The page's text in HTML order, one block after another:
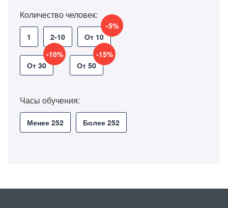
Количество человек:
1 2-10 От 10
-5%
От 30
-10%
От 50
-15%
Часы обучения:
Менее 252 Более 252